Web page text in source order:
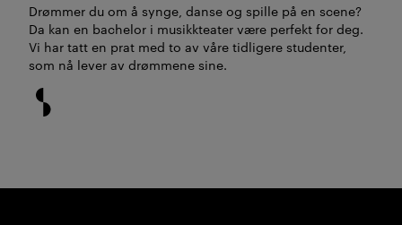
Drømmer du om å synge, danse og spille på en scene?
Da kan en bachelor i musikkteater være perfekt for deg.
Vi har tatt en prat med to av våre tidligere studenter,
som nå lever av drømmene sine.